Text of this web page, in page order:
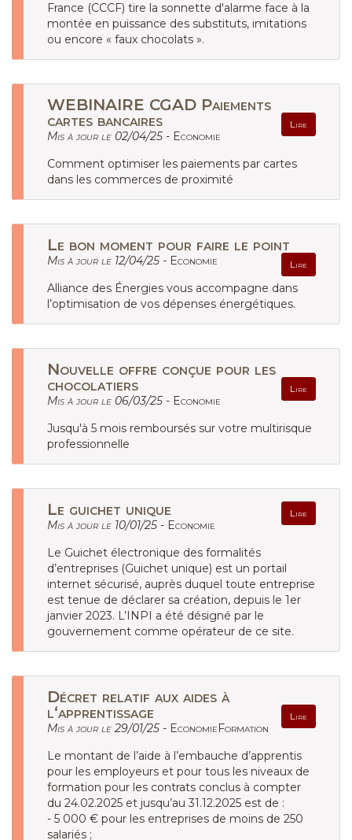
France (CCCF) tire la sonnette d'alarme face à la
montée en puissance des substituts, imitations
ou encore « faux chocolats ».
WEBINAIRE CGAD Paiements
cartes bancaires
Lire
Mis à jour le 02/04/25 - Economie
Comment optimiser les paiements par cartes
dans les commerces de proximité
Le bon moment pour faire le point
Lire
Mis à jour le 12/04/25 - Economie
Alliance des Énergies vous accompagne dans
l’optimisation de vos dépenses énergétiques.
Nouvelle offre conçue pour les
chocolatiers
Lire
Mis à jour le 06/03/25 - Economie
Jusqu'à 5 mois remboursés sur votre multirisque
professionnelle
Le guichet unique Lire
Mis à jour le 10/01/25 - Economie
Le Guichet électronique des formalités
d’entreprises (Guichet unique) est un portail
internet sécurisé, auprès duquel toute entreprise
est tenue de déclarer sa création, depuis le 1er
janvier 2023. L’INPI a été désigné par le
gouvernement comme opérateur de ce site.
Décret relatif aux aides à
l‘apprentissage
Lire
Mis à jour le 29/01/25 - EconomieFormation
Le montant de l’aide à l’embauche d’apprentis
pour les employeurs et pour tous les niveaux de
formation pour les contrats conclus à compter
du 24.02.2025 et jusqu’au 31.12.2025 est de :
- 5 000 € pour les entreprises de moins de 250
salariés ;